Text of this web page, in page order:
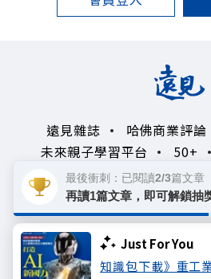
Just For You
知識包下載》重工
遠見雜誌 哈佛商業評論
未來親子學習平台
50+
著作權聲明
隱
Copyright©
遠見天下文化出版股份有限公
最後衝刺：已閱讀2/3篇文章
再讀1篇文章，即可解鎖抽